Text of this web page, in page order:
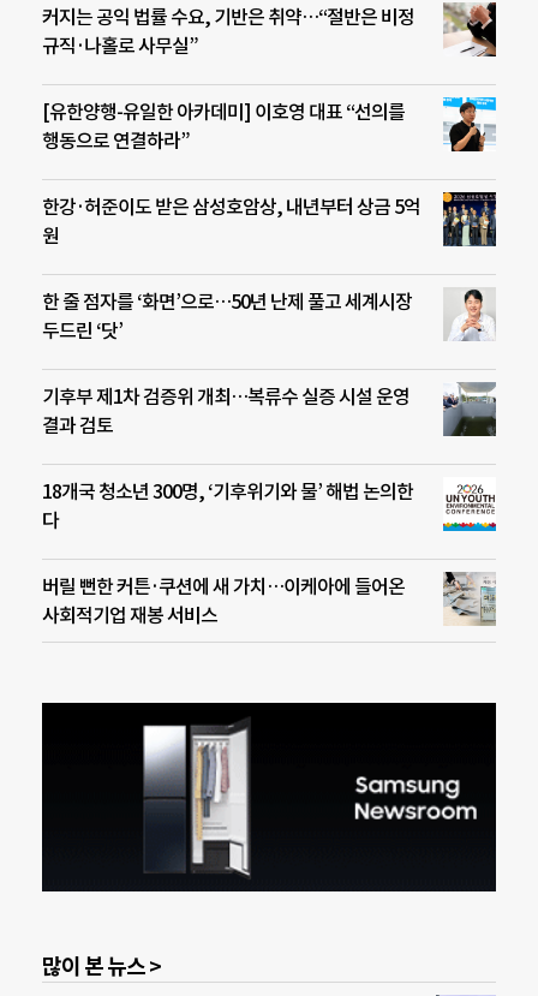
커지는 공익 법률 수요, 기반은 취약…“절반은 비정
규직·나홀로 사무실”
[유한양행-유일한 아카데미] 이호영 대표 “선의를
행동으로 연결하라”
한강·허준이도 받은 삼성호암상, 내년부터 상금 5억
원
한 줄 점자를 ‘화면’으로…50년 난제 풀고 세계시장
두드린 ‘닷’
기후부 제1차 검증위 개최…복류수 실증 시설 운영
결과 검토
18개국 청소년 300명, ‘기후위기와 물’ 해법 논의한
다
버릴 뻔한 커튼·쿠션에 새 가치…이케아에 들어온
사회적기업 재봉 서비스
많이 본 뉴스 >